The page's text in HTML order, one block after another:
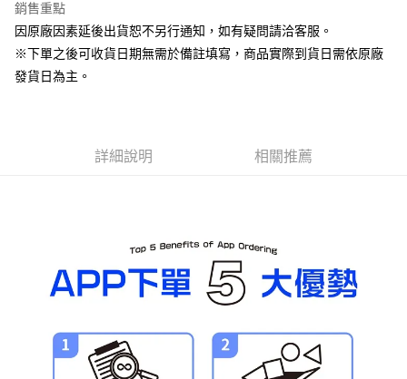
運送方式
預購-全家取貨付款(舊)
預購-7-11取貨付款(舊)
每筆NT$90，滿NT$3,000(含以上)免運費
預購-宅配(舊)
每筆NT$120，滿NT$3,000(含以上)免運費
預購-宅配(離島)(舊)
每筆NT$160，滿NT$3,000(含以上)免運費
銷售重點
因原廠因素延後出貨恕不另行通知，如有疑問請洽客服。
※下單之後可收貨日期無需於備註填寫，商品實際到貨日需依原廠
發貨日為主。
詳細說明 相關推薦